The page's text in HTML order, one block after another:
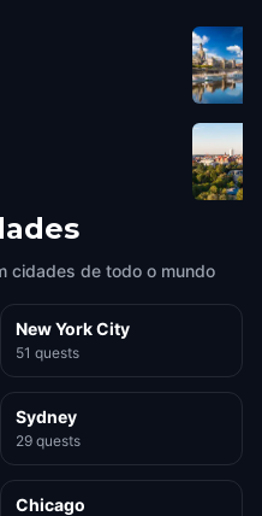
cidades de todo o mundo
New York City
51 quests
Sydney
29 quests
Chicago